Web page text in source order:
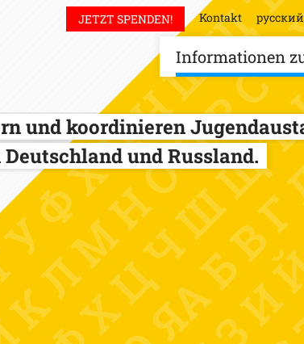
Informationen
JETZT SPENDEN! Kontakt русский
und koordinieren
und Russland.